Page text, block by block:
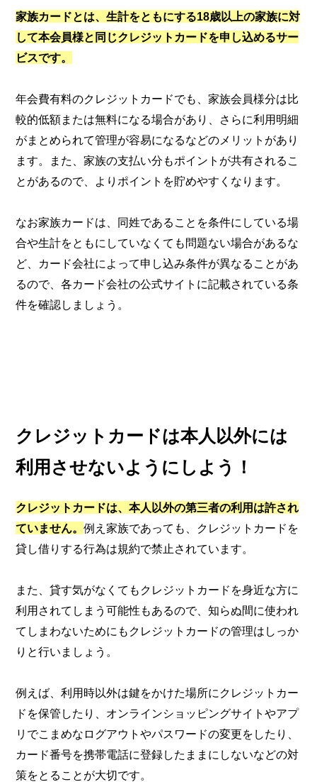
家族カードとは、生計をともにする18歳以上の家族に対
して本会員様と同じクレジットカードを申し込めるサー
ビスです。
年会費有料のクレジットカードでも、家族会員様分は比
較的低額または無料になる場合があり、さらに利用明細
がまとめられて管理が容易になるなどのメリットがあり
ます。また、家族の支払い分もポイントが共有されるこ
とがあるので、よりポイントを貯めやすくなります。
なお家族カードは、同姓であることを条件にしている場
合や生計をともにしていなくても問題ない場合があるな
ど、カード会社によって申し込み条件が異なることがあ
るので、各カード会社の公式サイトに記載されている条
件を確認しましょう。
クレジットカードは本人以外には
利用させないようにしよう！
クレジットカードは、本人以外の第三者の利用は許され
ていません。例え家族であっても、クレジットカードを
貸し借りする行為は規約で禁止されています。
また、貸す気がなくてもクレジットカードを身近な方に
利用されてしまう可能性もあるので、知らぬ間に使われ
てしまわないためにもクレジットカードの管理はしっか
りと行いましょう。
例えば、利用時以外は鍵をかけた場所にクレジットカー
ドを保管したり、オンラインショッピングサイトやアプ
リでこまめなログアウトやパスワードの変更をしたり、
カード番号を携帯電話に登録したままにしないなどの対
策をとることが大切です。